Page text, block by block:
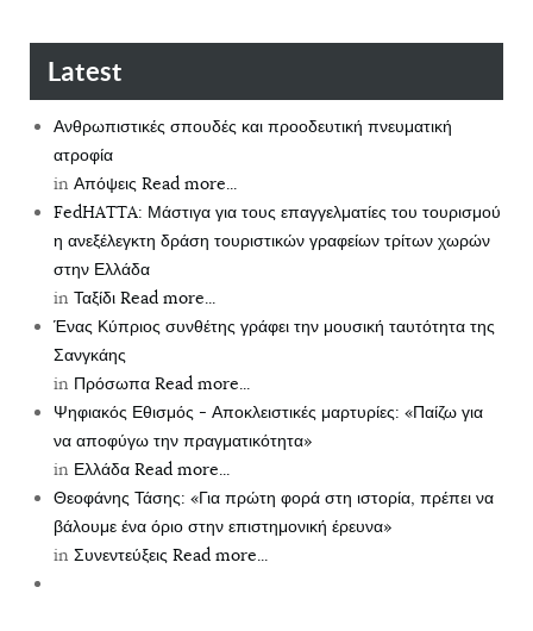
Latest
Ανθρωπιστικές σπουδές και προοδευτική πνευματική
ατροφία
in Απόψεις Read more...
FedHATTA: Μάστιγα για τους επαγγελματίες του τουρισμού
η ανεξέλεγκτη δράση τουριστικών γραφείων τρίτων χωρών
στην Ελλάδα
in Ταξίδι Read more...
Ένας Κύπριος συνθέτης γράφει την μουσική ταυτότητα της
Σανγκάης
in Πρόσωπα Read more...
Ψηφιακός Εθισμός - Αποκλειστικές μαρτυρίες: «Παίζω για
να αποφύγω την πραγματικότητα»
in Ελλάδα Read more...
Θεοφάνης Τάσης: «Για πρώτη φορά στη ιστορία, πρέπει να
βάλουμε ένα όριο στην επιστημονική έρευνα»
in Συνεντεύξεις Read more...